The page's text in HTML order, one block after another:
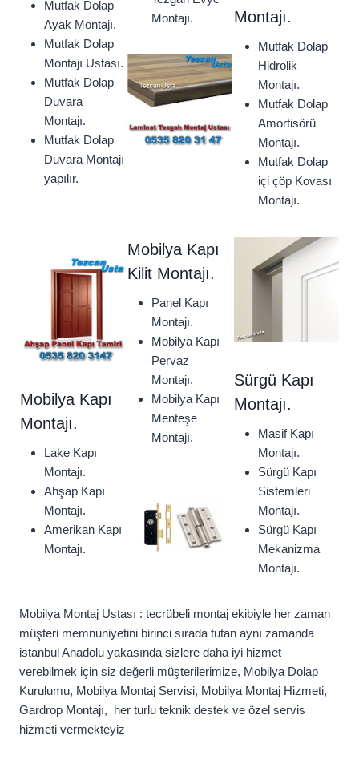
Mutfak Dolap
Ayak Montajı.
Mutfak Dolap
Montajı Ustası.
Mutfak Dolap
Duvara
Montajı.
Mutfak Dolap
Duvara Montajı
yapılır.
Montajı.
Montajı.
Mutfak Dolap
Hidrolik
Montajı.
Mutfak Dolap
Amortisörü
Montajı.
Mutfak Dolap
içi çöp Kovası
Montajı.
Mobilya Kapı
Montajı.
Lake Kapı
Montajı.
Ahşap Kapı
Montajı.
Amerikan Kapı
Montajı.
Mobilya Kapı
Kilit Montajı.
Panel Kapı
Montajı.
Mobilya Kapı
Pervaz
Montajı.
Mobilya Kapı
Menteşe
Montajı.
Sürgü Kapı
Montajı.
Masif Kapı
Montajı.
Sürgü Kapı
Sistemleri
Montajı.
Sürgü Kapı
Mekanizma
Montajı.
Mobilya Montaj Ustası : tecrübeli montaj ekibiyle her zaman
müşteri memnuniyetini birinci sırada tutan aynı zamanda
istanbul Anadolu yakasında sizlere daha iyi hizmet
verebilmek için siz değerli müşterilerimize, Mobilya Dolap
Kurulumu, Mobilya Montaj Servisi, Mobilya Montaj Hizmeti,
Gardrop Montajı, her turlu teknik destek ve özel servis
hizmeti vermekteyiz